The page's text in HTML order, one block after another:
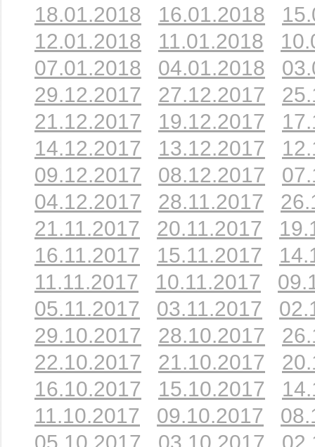
18.01.2018
16.01.2018
12.01.2018
11.01.2018
07.01.2018
04.01.2018
29.12.2017
27.12.2017
21.12.2017
19.12.2017
14.12.2017
13.12.2017
09.12.2017
08.12.2017
04.12.2017
28.11.2017
21.11.2017
20.11.2017
16.11.2017
15.11.2017
11.11.2017
10.11.2017
05.11.2017
03.11.2017
29.10.2017
28.10.2017
22.10.2017
21.10.2017
16.10.2017
15.10.2017
11.10.2017
09.10.2017
05.10.2017
03.10.2017